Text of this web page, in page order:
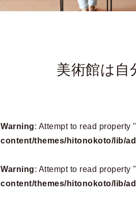
美術館は自
Warning: Attempt to read
content/themes/hitonokoto/lib/
Warning: Attempt to read
content/themes/hitonokoto/lib/